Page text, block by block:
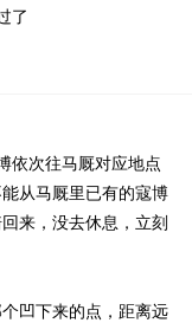
了
依次往马厩对应地点
从马厩里已有的寇博
来，没去休息，立刻
凹下来的点，距离远